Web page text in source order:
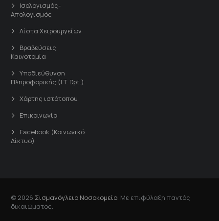
Ισολογισμός-
Απολογισμός
Λίστα Χειρουργείων
Βραβεύσεις
Καινοτομία
Υποδιεύθυνση
Πληροφορικής (I.T. Dpt.)
Χάρτης ιστότοπου
Επικοινωνία
Facebook (Κοινωνικό
Δίκτυο)
© 2026 Σισμανόγλειο Νοσοκομείο . Με επιφύλαξη παντός
δικαιώματος.